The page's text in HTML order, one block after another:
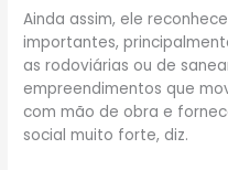
Ainda assim, ele
importantes,
as rodoviárias ou de
empreendimentos que
com mão de obra e
social muito forte, diz.